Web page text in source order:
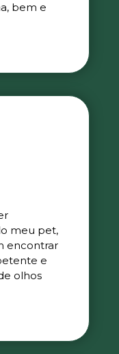
bem e
meu pet,
encontrar
e
olhos